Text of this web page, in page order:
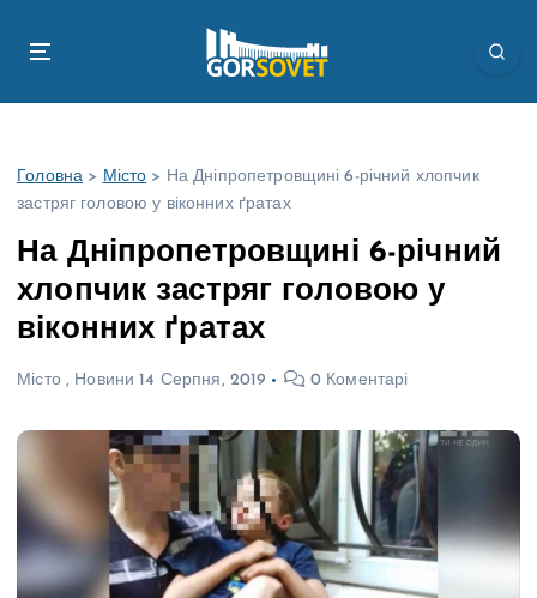
Головна > Місто > На Дніпропетровщині 6-річний хлопчик
застряг головою у віконних ґратах
На Дніпропетровщині 6-річний
хлопчик застряг головою у
віконних ґратах
Місто, Новини 14 Серпня, 2019 0 Коментарі